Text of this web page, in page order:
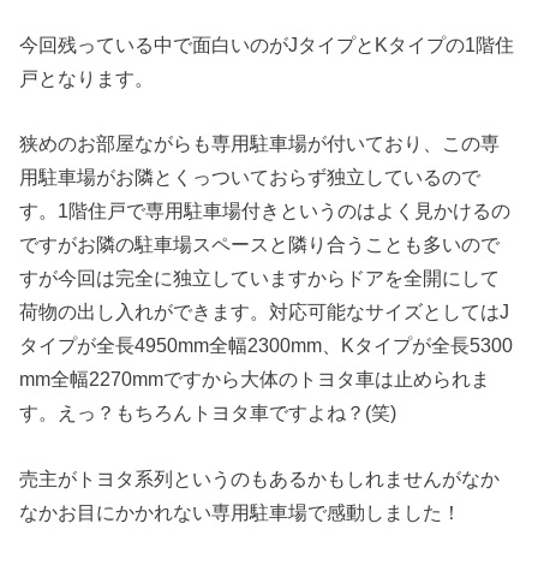
今回残っている中で面白いのがJタイプとKタイプの1階住
戸となります。
狭めのお部屋ながらも専用駐車場が付いており、この専
用駐車場がお隣とくっついておらず独立しているので
す。1階住戸で専用駐車場付きというのはよく見かけるの
ですがお隣の駐車場スペースと隣り合うことも多いので
すが今回は完全に独立していますからドアを全開にして
荷物の出し入れができます。対応可能なサイズとしてはJ
タイプが全長4950mm全幅2300mm、Kタイプが全長5300
mm全幅2270mmですから大体のトヨタ車は止められま
す。えっ？もちろんトヨタ車ですよね？(笑)
売主がトヨタ系列というのもあるかもしれませんがなか
なかお目にかかれない専用駐車場で感動しました！